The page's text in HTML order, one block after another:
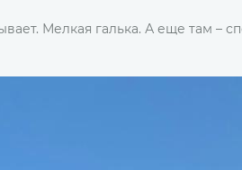
Мелкая галька. А еще там –